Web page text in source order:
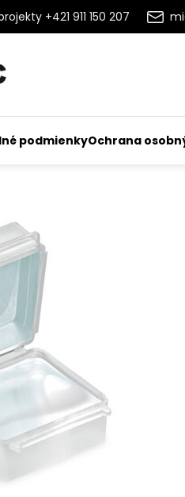
+421 911 150 207
podmienkyOchrana